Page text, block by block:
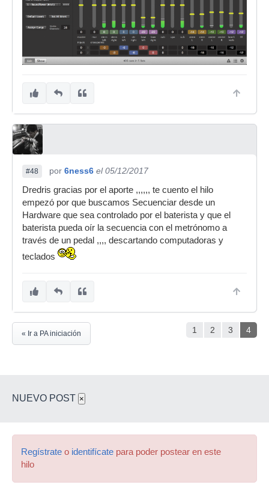
#48 por 6ness6 el 05/12/2017
Dredris gracias por el aporte ,,,,,, te cuento el hilo
empezó por que buscamos Secuenciar desde un
Hardware que sea controlado por el baterista y que el
baterista pueda oír la secuencia con el metrónomo a
través de un pedal ,,,, descartando computadoras y
teclados
1 2 3 4
« Ir a PA iniciación
NUEVO POST ×
Regístrate o identifícate para poder postear en este
hilo